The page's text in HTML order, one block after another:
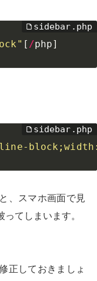
[ /php]
、スマホ画面で見
てしまいます。
正しておきましょ